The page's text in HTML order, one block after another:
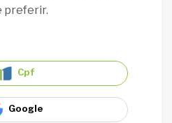
preferir.
Cpf
Google